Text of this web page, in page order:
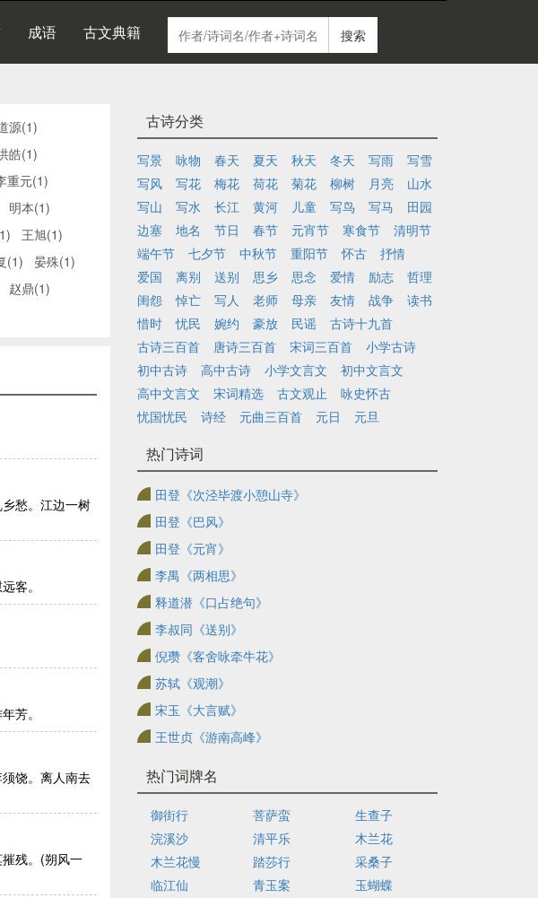
成语 古文典籍 搜索
源(1)
皓(1)
重元(1)
明本(1)
王旭(1)
(1)
晏殊(1)
赵鼎(1)
愁。江边一树
客。
芳。
饶。离人南去
残。(朔风一
古诗分类
写景 咏物 春天 夏天 秋天 冬天 写雨
写雪
写风
写花 梅花 荷花 菊花 柳树 月亮
山水
写山
写水 长江 黄河 儿童 写鸟 写马
田园
边塞
地名 节日 春节 元宵节 寒食节
清明节
端午节
七夕节 中秋节 重阳节 怀古
抒情
爱国
离别 送别 思乡 思念 爱情 励志
哲理
闺怨
悼亡 写人 老师 母亲 友情 战争
读书
惜时
忧民 婉约 豪放 民谣
古诗十九首
古诗三百首
唐诗三百首 宋词三百首
小学古诗
初中古诗
高中古诗 小学文言文
初中文言文
高中文言文
宋词精选 古文观止
咏史怀古
忧国忧民
诗经 元曲三百首 元日 元旦
热门诗词
田登《次泾毕渡小憩山寺》
田登《巴风》
田登《元宵》
李禺《两相思》
释道潜《口占绝句》
李叔同《送别》
倪瓒《客舍咏牵牛花》
苏轼《观潮》
宋玉《大言赋》
王世贞《游南高峰》
热门词牌名
御街行 菩萨蛮
生查子
浣溪沙
清平乐
木兰花
木兰花慢
踏莎行
采桑子
临江仙
青玉案
玉蝴蝶